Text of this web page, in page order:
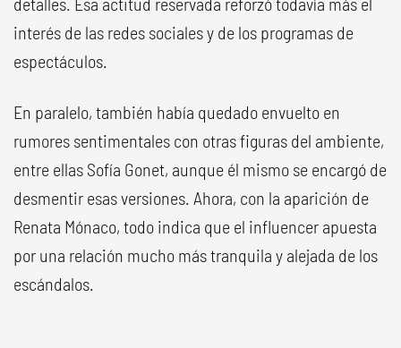
interés de las redes sociales y de los programas de
espectáculos.
En paralelo, también había quedado envuelto en
rumores sentimentales con otras figuras del ambiente,
entre ellas Sofía Gonet, aunque él mismo se encargó de
desmentir esas versiones. Ahora, con la aparición de
Renata Mónaco, todo indica que el influencer apuesta
por una relación mucho más tranquila y alejada de los
escándalos.